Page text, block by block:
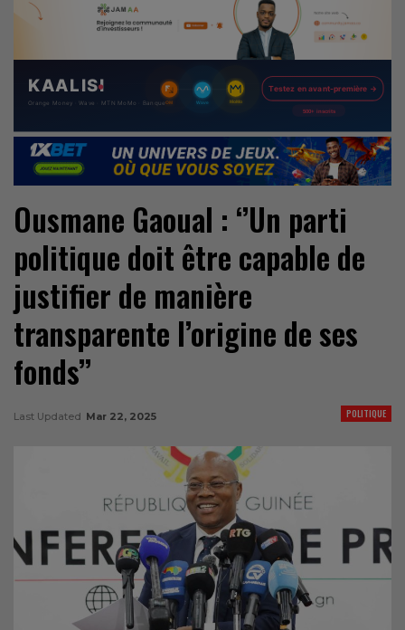
Ousmane Gaoual : ‘’Un parti
politique doit être capable de
justifier de manière
transparente l’origine de ses
fonds’’
POLITIQUE
Last Updated Mar 22, 2025